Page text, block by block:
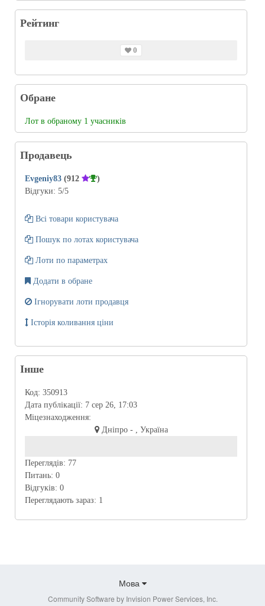
Рейтинг
0
Обране
Лот в обраному 1 учасників
Продавець
Evgeniy83 (912
)
Відгуки: 5/5
Всі товари користувача
Пошук по лотах користувача
Лоти по параметрах
Додати в обране
Ігнорувати лоти продавця
Історія коливання ціни
Інше
Код: 350913
Дата публікації: 7 сер 26, 17:03
Міцезнаходження:
Дніпро - , Україна
Переглядів: 77
Питань: 0
Відгуків: 0
Переглядають зараз: 1
Мова
Community Software by Invision Power Services, Inc.